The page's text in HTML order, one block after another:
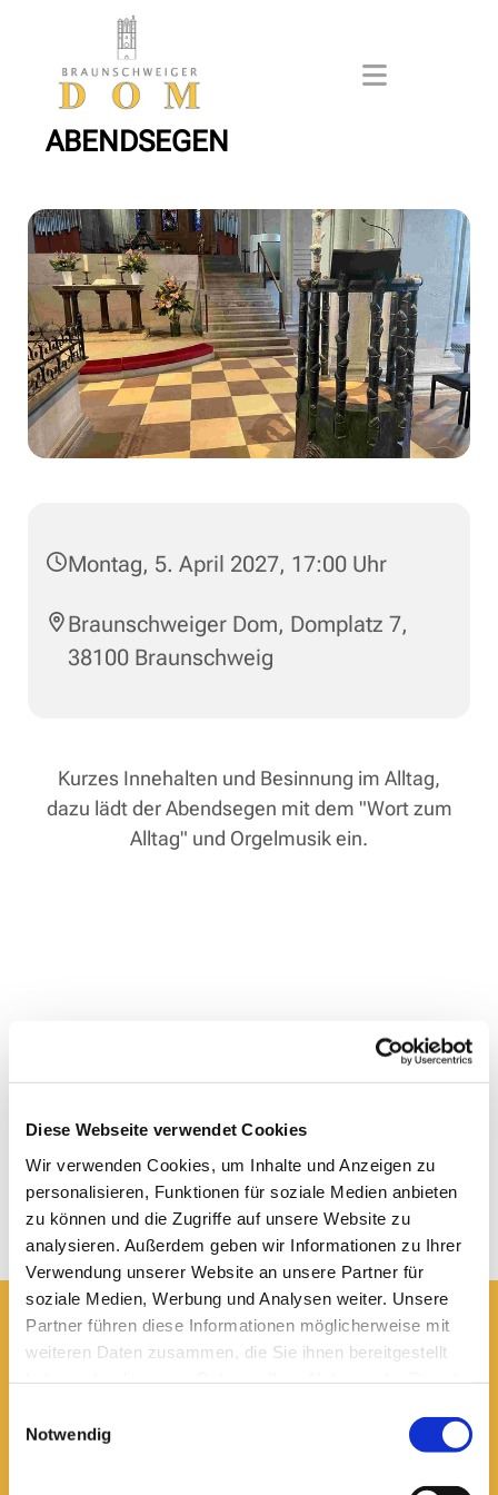
Diese Webseite verwendet Cookies
Wir verwenden Cookies, um Inhalte und Anzeigen zu
personalisieren, Funktionen für soziale Medien anbieten
zu können und die Zugriffe auf unsere Website zu
analysieren. Außerdem geben wir Informationen zu Ihrer
Verwendung unserer Website an unsere Partner für
soziale Medien, Werbung und Analysen weiter. Unsere
Partner führen diese Informationen möglicherweise mit
weiteren Daten zusammen, die Sie ihnen bereitgestellt
Notwendig
ABENDSEGEN
Montag, 5. April 2027, 17:00 Uhr
Braunschweiger Dom, Domplatz 7,
38100 Braunschweig
Kurzes Innehalten und Besinnung im Alltag,
dazu lädt der Abendsegen mit dem "Wort zum
Alltag" und Orgelmusik ein.
Hier erreichen Sie uns:
Ev.-luth. Domkirche St. Blasii zu Braunschweig
Domsekretariat